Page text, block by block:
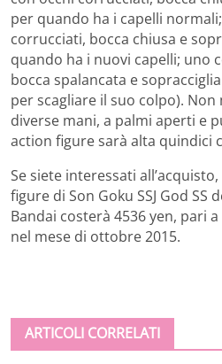
per quando ha i capelli
corrucciati, bocca chiusa e
quando ha i nuovi capelli; uno
bocca spalancata e
per scagliare il suo colpo).
diverse mani, a palmi aperti e
action figure sarà alta quindici
Se siete interessati
figure di Son Goku SSJ God SS
Bandai costerà 4536 yen, pari a
nel mese di ottobre 2015.
ARTICOLI CORRELATI